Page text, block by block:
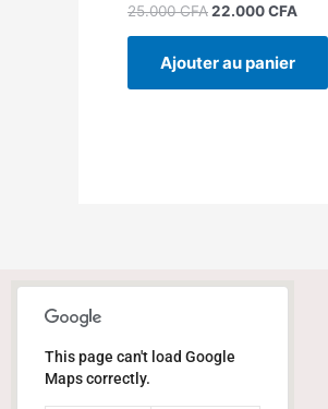
25.000CFA22.000CFA
Ajouter au panier
This page can't load Google
Maps correctly.